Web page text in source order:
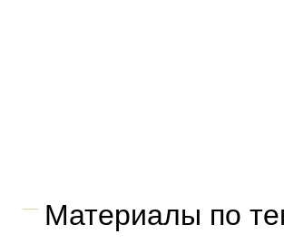
Материалы по